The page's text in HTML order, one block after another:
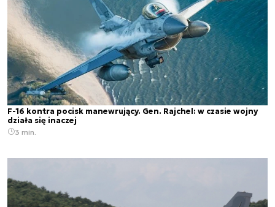
F-16 kontra pocisk manewrujący. Gen. Rajchel: w czasie wojny
działa się inaczej
3 min.